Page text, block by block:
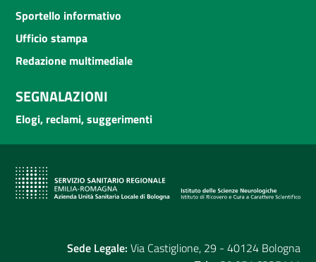
Sportello informativo
Ufficio stampa
Redazione multimediale
SEGNALAZIONI
Elogi, reclami, suggerimenti
Sede Legale: Via Castiglione, 29 - 40124 Bologna